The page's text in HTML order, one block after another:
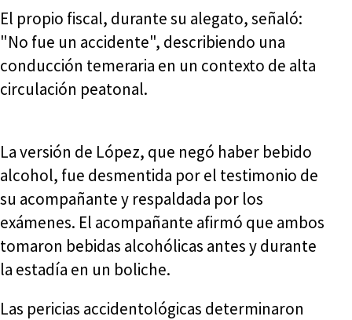
El propio fiscal, durante su alegato, señaló:
"No fue un accidente", describiendo una
conducción temeraria en un contexto de alta
circulación peatonal.
La versión de López, que negó haber bebido
alcohol, fue desmentida por el testimonio de
su acompañante y respaldada por los
exámenes. El acompañante afirmó que ambos
tomaron bebidas alcohólicas antes y durante
la estadía en un boliche.
Las pericias accidentológicas determinaron